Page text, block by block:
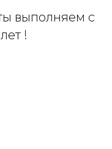
выполняем с
!